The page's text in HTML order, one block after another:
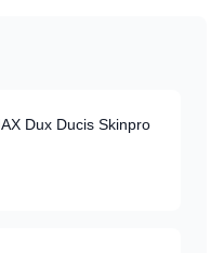
Dux Ducis Skinpro